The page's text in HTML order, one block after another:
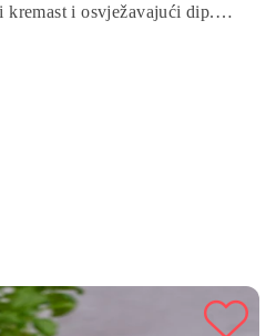
i osvježavajući dip.